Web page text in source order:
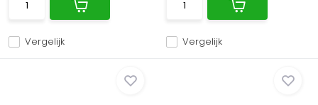
Vergelijk Vergelijk